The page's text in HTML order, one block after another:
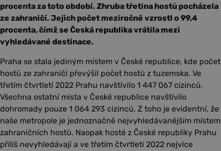
procenta za toto období. Zhruba třetina hostů pocházela
ze zahraničí. Jejich počet meziročně vzrostl o 99,4
procenta, čímž se Česká republika vrátila mezi
vyhledávané destinace.
Praha se stala jediným místem v České republice, kde počet
hostů ze zahraničí převýšil počet hostů z tuzemska. Ve
třetím čtvrtletí 2022 Prahu navštívilo 1 447 067 cizinců.
Všechna ostatní místa v České republice navštívilo
dohromady pouze 1 064 293 cizinců. Z toho je evidentní, že
naše metropole je jednoznačně nejvyhledávanějším místem
zahraničních hostů. Naopak hosté z České republiky Prahu
příliš nevyhledávají a ve třetím čtvrtletí 2022 nejvíce